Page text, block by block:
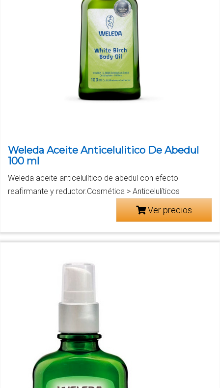
Weleda Aceite Anticelulitico De Abedul
100 ml
Weleda aceite anticelulítico de abedul con efecto
reafirmante y reductor.Cosmética > Anticelulíticos
Ver precios